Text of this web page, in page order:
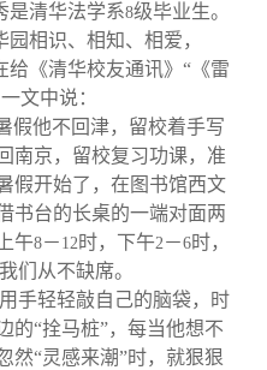
是清华法学系8级毕业生。
相识、相知、相爱，
《清华校友通讯》“《雷
文中说：
假他不回津，留校着手写
南京，留校复习功课，准
假开始了，在图书馆西文
书台的长桌的一端对面两
午8－ 12时，下午2－6时，
们从不缺席。
手轻轻敲自己的脑袋，时
的“拴马桩”，每当他想不
然“灵感来潮”时，就狠狠